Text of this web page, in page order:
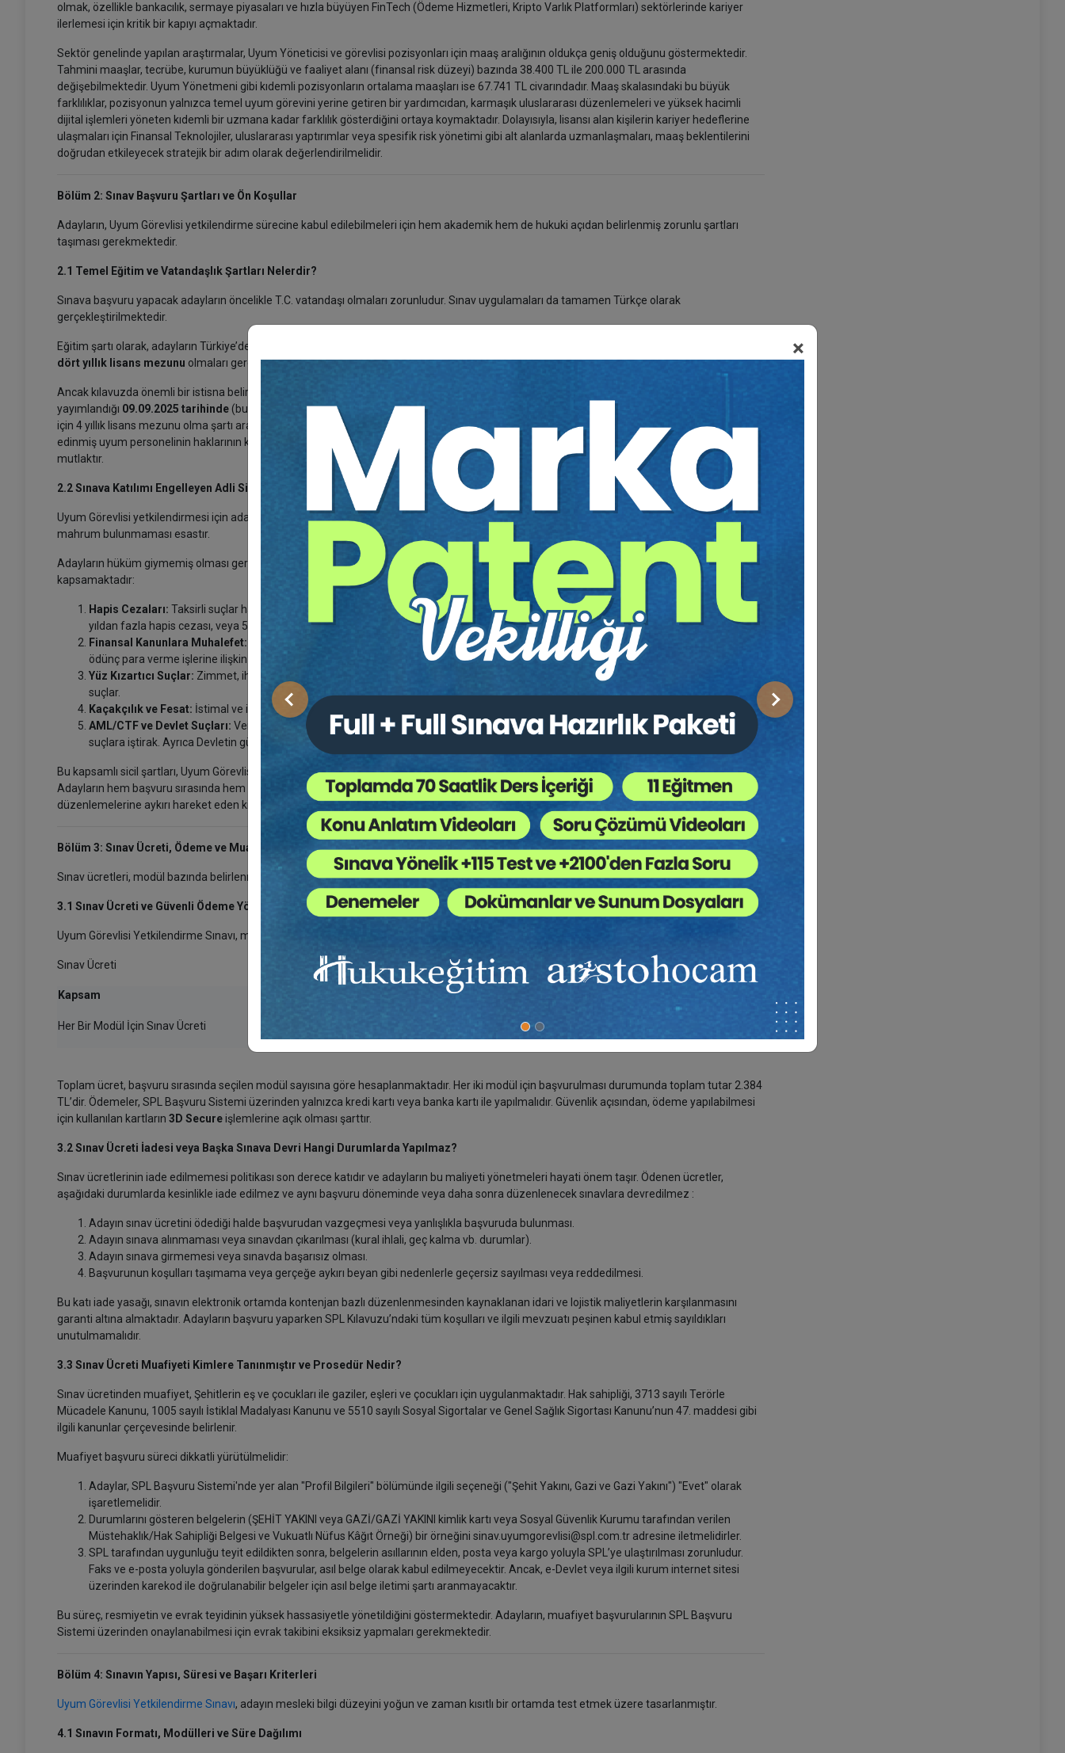
×
Önceki Sonraki
olmak, özellikle bankacılık, sermaye piyasaları ve hızla büyüyen FinTech (Ödeme Hizmetleri, Kripto Varlık Platformları) sektörlerinde kariyer
ilerlemesi için kritik bir kapıyı açmaktadır.
Sektör genelinde yapılan araştırmalar, Uyum Yöneticisi ve görevlisi pozisyonları için maaş aralığının oldukça geniş olduğunu göstermektedir.
Tahmini maaşlar, tecrübe, kurumun büyüklüğü ve faaliyet alanı (finansal risk düzeyi) bazında 38.400 TL ile 200.000 TL arasında
değişebilmektedir. Uyum Yönetmeni gibi kıdemli pozisyonların ortalama maaşları ise 67.741 TL civarındadır. Maaş skalasındaki bu büyük
farklılıklar, pozisyonun yalnızca temel uyum görevini yerine getiren bir yardımcıdan, karmaşık uluslararası düzenlemeleri ve yüksek hacimli
dijital işlemleri yöneten kıdemli bir uzmana kadar farklılık gösterdiğini ortaya koymaktadır. Dolayısıyla, lisansı alan kişilerin kariyer hedeflerine
ulaşmaları için Finansal Teknolojiler, uluslararası yaptırımlar veya spesifik risk yönetimi gibi alt alanlarda uzmanlaşmaları, maaş beklentilerini
doğrudan etkileyecek stratejik bir adım olarak değerlendirilmelidir.
Bölüm 2: Sınav Başvuru Şartları ve Ön Koşullar
Adayların, Uyum Görevlisi yetkilendirme sürecine kabul edilebilmeleri için hem akademik hem de hukuki açıdan belirlenmiş zorunlu şartları
taşıması gerekmektedir.
2.1 Temel Eğitim ve Vatandaşlık Şartları Nelerdir?
Sınava başvuru yapacak adayların öncelikle T.C. vatandaşı olmaları zorunludur. Sınav uygulamaları da tamamen Türkçe olarak
gerçekleştirilmektedir.
Eğitim şartı olarak, adayların Türkiye’deki veya Yükseköğretim Kurulu (YÖK) tarafından denkliği tanınmış yurt dışındaki üniversitelerden
dört yıllık lisans mezunu olmaları gerekmektedir.
Ancak kılavuzda önemli bir istisna belirtilmiştir: Mali Suçları Araştırma Kurulu Genel Tebliği (Sıra No: 30)’nun Resmi Gazete’de
yayımlandığı 09.09.2025 tarihinde (bu tarih esas alınarak), Uyum Programı Yönetmeliği’nin 29. maddesine göre zaten çalışan uyum görevlileri
için 4 yıllık lisans mezunu olma şartı aranmayacaktır. Bu düzenleme, yeni bir lisanslama sistemine geçiş sırasında, halihazırda sektörde tecrübe
edinmiş uyum personelinin haklarının korunduğunu gösteren bir yaklaşımdır. Yeni adaylar için ise yüksek akademik standart (4 yıllık lisans)
mutlaktır.
2.2 Sınava Katılımı Engelleyen Adli Sicil ve Hukuki Durumlar Nelerdir?
Uyum Görevlisi yetkilendirmesi için adaylarda aranan hukuki dürüstlük ve güvenilirlik şartları oldukça kapsamlıdır. Adayların kamu haklarından
mahrum bulunmaması esastır.
Adayların hüküm giymemiş olması gereken suçlar listesi, sadece mali suçları değil, Devletin güvenliğini ve genel ahlakı ilgilendiren birçok suçu
kapsamaktadır:
Hapis Cezaları: Taksirli suçlar hariç olmak üzere, affa uğramış olsa bile mülga 765 sayılı Türk Ceza Kanunu uyarınca ağır hapis veya beş
yıldan fazla hapis cezası, veya 5237 sayılı Türk Ceza Kanunu uyarınca üç yıldan fazla hapis cezası.
Finansal Kanunlara Muhalefet: Bankacılık Kanunu (mülga 3182, 4389, 5411) veya Sermaye Piyasası Kanunu (mülga 2499, 6362) ile
ödünç para verme işlerine ilişkin mevzuatın hapis cezası gerektiren hükümlerine muhalefet.
Yüz Kızartıcı Suçlar: Zimmet, ihtilas, irtikâp, rüşvet, hırsızlık, dolandırıcılık, sahtecilik, inancı kötüye kullanma, dolanlı iflas gibi yüz kızartıcı
suçlar.
Kaçakçılık ve Fesat: İstimal ve istihlâk kaçakçılığı dışında kalan kaçakçılık suçları, resmî ihale ve alım satımlara fesat karıştırma.
AML/CTF ve Devlet Suçları: Vergi kaçakçılığı, suçtan kaynaklanan malvarlığı değerlerini aklama ve terörün finansmanı suçları veya bu
suçlara iştirak. Ayrıca Devletin güvenliğine, Anayasal düzene, milli savunmaya karşı işlenen suçlar ile casusluk suçları.
Bu kapsamlı sicil şartları, Uyum Görevlisi pozisyonunun finansal sistemin dürüstlüğünü korumada oynadığı merkezi rolü vurgulamaktadır.
Adayların hem başvuru sırasında hem de sonrasında bu nitelikleri taşımaları zorunludur. Belirtilen nitelikleri taşımayan veya MASAK
düzenlemelerine aykırı hareket eden kişiler, başvuruları kabul edilmiş olsa bile sınava alınmazlar ve herhangi bir ücret iadesi yapılmaz.
Bölüm 3: Sınav Ücreti, Ödeme ve Muafiyet Prosedürleri
Sınav ücretleri, modül bazında belirlenmekte ve ödeme işlemleri SPL’nin Başvuru Sistemi üzerinden yapılmaktadır.
3.1 Sınav Ücreti ve Güvenli Ödeme Yöntemleri Hakkında Bilgiler
Uyum Görevlisi Yetkilendirme Sınavı, modül bazında ücretlendirilmiştir.
Sınav Ücreti
Kapsam Ücret (KDV Dahil)
Her Bir Modül İçin Sınav Ücreti
Toplam ücret, başvuru sırasında seçilen modül sayısına göre hesaplanmaktadır. Her iki modül için başvurulması durumunda toplam tutar 2.384
TL’dir. Ödemeler, SPL Başvuru Sistemi üzerinden yalnızca kredi kartı veya banka kartı ile yapılmalıdır. Güvenlik açısından, ödeme yapılabilmesi
için kullanılan kartların 3D Secureişlemlerine açık olması şarttır.
3.2 Sınav Ücreti İadesi veya Başka Sınava Devri Hangi Durumlarda Yapılmaz?
Sınav ücretlerinin iade edilmemesi politikası son derece katıdır ve adayların bu maliyeti yönetmeleri hayati önem taşır. Ödenen ücretler,
aşağıdaki durumlarda kesinlikle iade edilmez ve aynı başvuru döneminde veya daha sonra düzenlenecek sınavlara devredilmez :
Adayın sınav ücretini ödediği halde başvurudan vazgeçmesi veya yanlışlıkla başvuruda bulunması.
Adayın sınava alınmaması veya sınavdan çıkarılması (kural ihlali, geç kalma vb. durumlar).
Adayın sınava girmemesi veya sınavda başarısız olması.
Başvurunun koşulları taşımama veya gerçeğe aykırı beyan gibi nedenlerle geçersiz sayılması veya reddedilmesi.
Bu katı iade yasağı, sınavın elektronik ortamda kontenjan bazlı düzenlenmesinden kaynaklanan idari ve lojistik maliyetlerin karşılanmasını
garanti altına almaktadır. Adayların başvuru yaparken SPL Kılavuzu’ndaki tüm koşulları ve ilgili mevzuatı peşinen kabul etmiş sayıldıkları
unutulmamalıdır.
3.3 Sınav Ücreti Muafiyeti Kimlere Tanınmıştır ve Prosedür Nedir?
Sınav ücretinden muafiyet, Şehitlerin eş ve çocukları ile gaziler, eşleri ve çocukları için uygulanmaktadır. Hak sahipliği, 3713 sayılı Terörle
Mücadele Kanunu, 1005 sayılı İstiklal Madalyası Kanunu ve 5510 sayılı Sosyal Sigortalar ve Genel Sağlık Sigortası Kanunu’nun 47. maddesi gibi
ilgili kanunlar çerçevesinde belirlenir.
Muafiyet başvuru süreci dikkatli yürütülmelidir:
Adaylar, SPL Başvuru Sistemi'nde yer alan "Profil Bilgileri" bölümünde ilgili seçeneği ("Şehit Yakını, Gazi ve Gazi Yakını") "Evet" olarak
işaretlemelidir.
Durumlarını gösteren belgelerin (ŞEHİT YAKINI veya GAZİ/GAZİ YAKINI kimlik kartı veya Sosyal Güvenlik Kurumu tarafından verilen
Müstehaklık/Hak Sahipliği Belgesi ve Vukuatlı Nüfus Kâğıt Örneği) bir örneğini sinav.uyumgorevlisi@spl.com.tr adresine iletmelidirler.
SPL tarafından uygunluğu teyit edildikten sonra, belgelerin asıllarının elden, posta veya kargo yoluyla SPL’ye ulaştırılması zorunludur.
Faks ve e-posta yoluyla gönderilen başvurular, asıl belge olarak kabul edilmeyecektir. Ancak, e-Devlet veya ilgili kurum internet sitesi
üzerinden karekod ile doğrulanabilir belgeler için asıl belge iletimi şartı aranmayacaktır.
Bu süreç, resmiyetin ve evrak teyidinin yüksek hassasiyetle yönetildiğini göstermektedir. Adayların, muafiyet başvurularının SPL Başvuru
Sistemi üzerinden onaylanabilmesi için evrak takibini eksiksiz yapmaları gerekmektedir.
Bölüm 4: Sınavın Yapısı, Süresi ve Başarı Kriterleri
Uyum Görevlisi Yetkilendirme Sınavı, adayın mesleki bilgi düzeyini yoğun ve zaman kısıtlı bir ortamda test etmek üzere tasarlanmıştır.
4.1 Sınavın Formatı, Modülleri ve Süre Dağılımı